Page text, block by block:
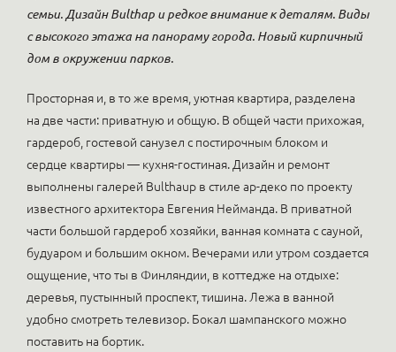
семьи. Дизайн Bulthap и редкое внимание к деталям. Виды
с высокого этажа на панораму города. Новый кирпичный
дом в окружении парков.
Просторная и, в то же время, уютная квартира, разделена
на две части: приватную и общую. В общей части прихожая,
гардероб, гостевой санузел с постирочным блоком и
сердце квартиры — кухня-гостиная. Дизайн и ремонт
выполнены галерей Bulthaup в стиле ар-деко по проекту
известного архитектора Евгения Нейманда. В приватной
части большой гардероб хозяйки, ванная комната с сауной,
будуаром и большим окном. Вечерами или утром создается
ощущение, что ты в Финляндии, в коттедже на отдыхе:
деревья, пустынный проспект, тишина. Лежа в ванной
удобно смотреть телевизор. Бокал шампанского можно
поставить на бортик.